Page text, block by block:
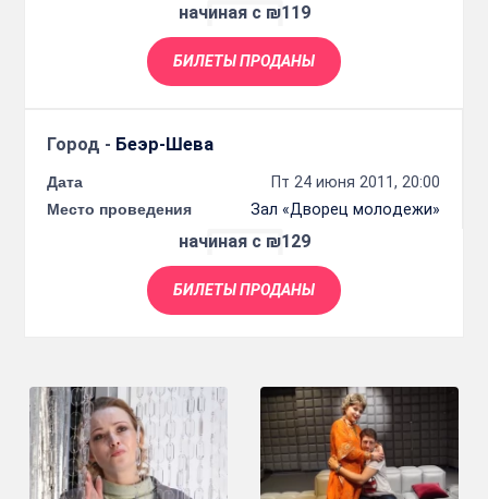
начиная с ₪119
БИЛЕТЫ ПРОДАНЫ
Город - Беэр-Шева
Дата
Пт 24 июня 2011, 20:00
Место проведения
Зал «Дворец молодежи»
начиная с ₪129
БИЛЕТЫ ПРОДАНЫ